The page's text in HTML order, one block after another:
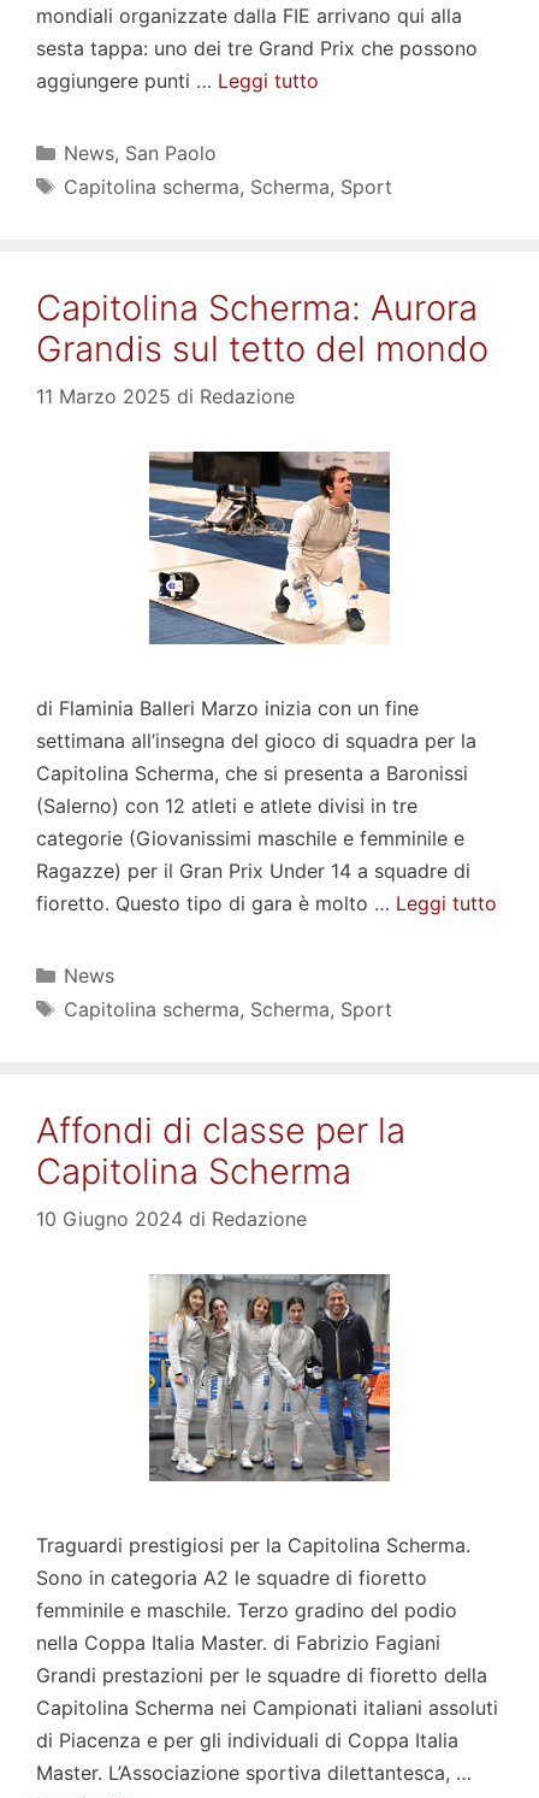
mondiali organizzate dalla FIE arrivano qui alla
sesta tappa: uno dei tre Grand Prix che possono
aggiungere punti … Leggi tutto
Categorie
News, San Paolo
Tag
Capitolina scherma, Scherma, Sport
Capitolina Scherma: Aurora
Grandis sul tetto del mondo
11 Marzo 2025 di Redazione
di Flaminia Balleri Marzo inizia con un fine
settimana all’insegna del gioco di squadra per la
Capitolina Scherma, che si presenta a Baronissi
(Salerno) con 12 atleti e atlete divisi in tre
categorie (Giovanissimi maschile e femminile e
Ragazze) per il Gran Prix Under 14 a squadre di
fioretto. Questo tipo di gara è molto … Leggi tutto
Categorie
News
Tag
Capitolina scherma, Scherma, Sport
Affondi di classe per la
Capitolina Scherma
10 Giugno 2024 di Redazione
Traguardi prestigiosi per la Capitolina Scherma.
Sono in categoria A2 le squadre di fioretto
femminile e maschile. Terzo gradino del podio
nella Coppa Italia Master. di Fabrizio Fagiani
Grandi prestazioni per le squadre di fioretto della
Capitolina Scherma nei Campionati italiani assoluti
di Piacenza e per gli individuali di Coppa Italia
Master. L’Associazione sportiva dilettantesca, …